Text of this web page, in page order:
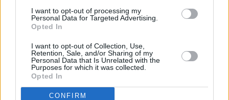
I want to opt-out of processing my
Personal Data for Targeted Advertising.
Opted In
I want to opt-out of Collection, Use,
Retention, Sale, and/or Sharing of my
Personal Data that Is Unrelated with the
Purposes for which it was collected.
Opted In
CONFIRM